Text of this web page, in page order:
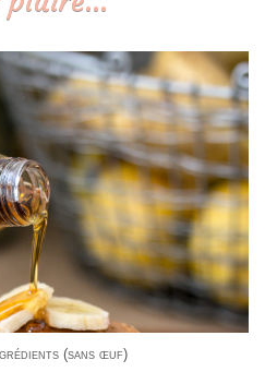
(sans œuf)